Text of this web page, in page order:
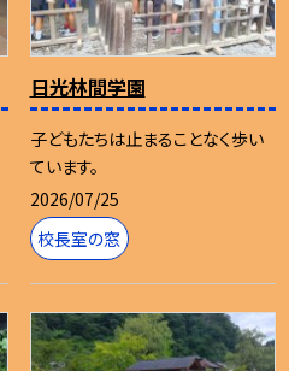
日光林間学園
子どもたちは止まることなく歩い
ています。
2026/07/25
校長室の窓